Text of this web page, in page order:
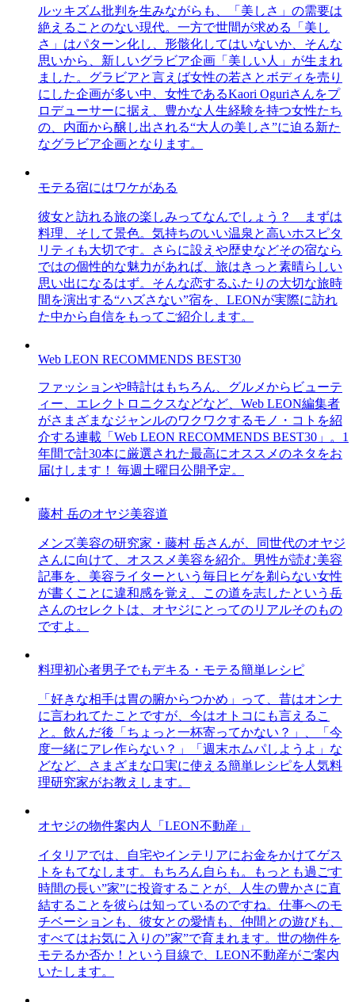
ルッキズム批判を生みながらも、「美しさ」の需要は
絶えることのない現代。一方で世間が求める「美し
さ」はパターン化し、形骸化してはいないか、そんな
思いから、新しいグラビア企画「美しい人」が生まれ
ました。グラビアと言えば女性の若さとボディを売り
にした企画が多い中、女性であるKaori Oguriさんをプ
ロデューサーに据え、豊かな人生経験を持つ女性たち
の、内面から醸し出される“大人の美しさ”に迫る新た
なグラビア企画となります。
モテる宿にはワケがある
彼女と訪れる旅の楽しみってなんでしょう？ まずは
料理、そして景色。気持ちのいい温泉と高いホスピタ
リティも大切です。さらに設えや歴史などその宿なら
ではの個性的な魅力があれば、旅はきっと素晴らしい
思い出になるはず。そんな恋するふたりの大切な旅時
間を演出する“ハズさない”宿を、LEONが実際に訪れ
た中から自信をもってご紹介します。
Web LEON RECOMMENDS BEST30
ファッションや時計はもちろん、グルメからビューテ
ィー、エレクトロニクスなどなど、Web LEON編集者
がさまざまなジャンルのワクワクするモノ・コトを紹
介する連載「Web LEON RECOMMENDS BEST30」。1
年間で計30本に厳選された最高にオススメのネタをお
届けします！ 毎週土曜日公開予定。
藤村 岳のオヤジ美容道
メンズ美容の研究家・藤村 岳さんが、同世代のオヤジ
さんに向けて、オススメ美容を紹介。男性が読む美容
記事を、美容ライターという毎日ヒゲを剃らない女性
が書くことに違和感を覚え、この道を志したという岳
さんのセレクトは、オヤジにとってのリアルそのもの
ですよ。
料理初心者男子でもデキる・モテる簡単レシピ
「好きな相手は胃の腑からつかめ」って、昔はオンナ
に言われてたことですが、今はオトコにも言えるこ
と。飲んだ後「ちょっと一杯寄ってかない？」、「今
度一緒にアレ作らない？」「週末ホムパしようよ」な
どなど、さまざまな口実に使える簡単レシピを人気料
理研究家がお教えします。
オヤジの物件案内人「LEON不動産」
イタリアでは、自宅やインテリアにお金をかけてゲス
トをもてなします。もちろん自らも。もっとも過ごす
時間の長い”家”に投資することが、人生の豊かさに直
結することを彼らは知っているのですね。仕事へのモ
チベーションも、彼女との愛情も、仲間との遊びも、
すべてはお気に入りの”家”で育まれます。世の物件を
モテるか否か！という目線で、LEON不動産がご案内
いたします。